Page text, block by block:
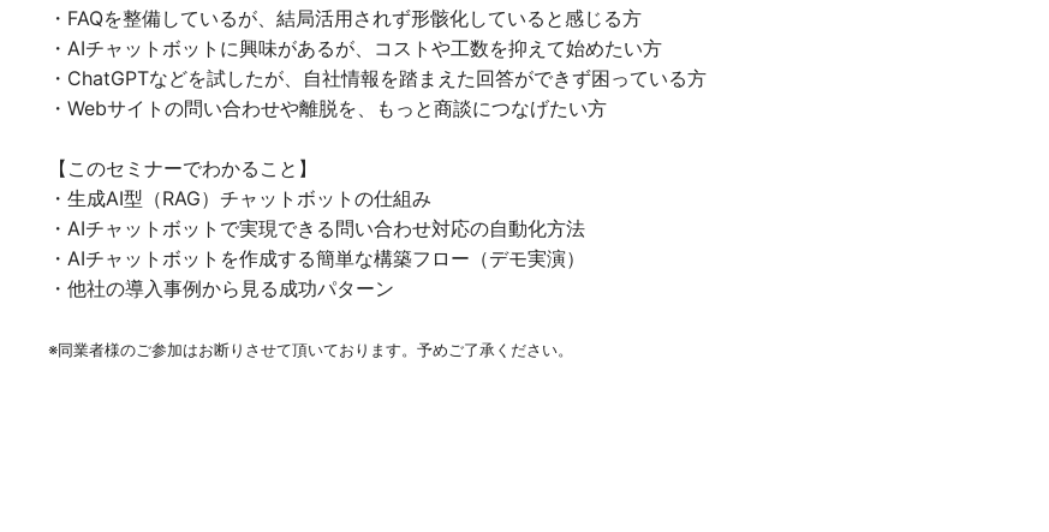
・FAQを整備しているが、結局活用されず形骸化していると感じる方
・AIチャットボットに興味があるが、コストや工数を抑えて始めたい方
・ChatGPTなどを試したが、自社情報を踏まえた回答ができず困っている方
・Webサイトの問い合わせや離脱を、もっと商談につなげたい方
【このセミナーでわかること】
・生成AI型（RAG）チャットボットの仕組み
・AIチャットボットで実現できる問い合わせ対応の自動化方法
・AIチャットボットを作成する簡単な構築フロー（デモ実演）
・他社の導入事例から見る成功パターン
※同業者様のご参加はお断りさせて頂いております。予めご了承ください。